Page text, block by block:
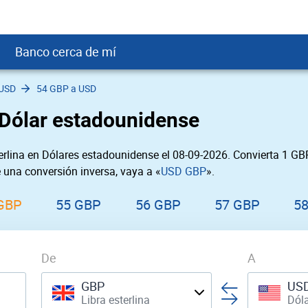
crediticio
Banco cerca de mí
de Mí
Cerca de Mí
de Mí
Cerca de Mí
54 GBP a USD
estadounidense
en Dólares estadounidense el 08-09-2026. Convierta 1
conversión inversa, vaya a «USD GBP».
55 GBP 56 GBP 57 GBP
De
GBP
Libra esterlina
A